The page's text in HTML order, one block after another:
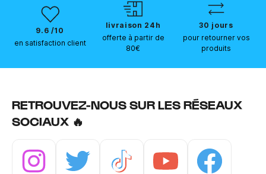
9.6 /10
en satisfaction client
livraison 24h
offerte à partir de
80€
30 jours
pour retourner vos
produits
RETROUVEZ-NOUS SUR LES RÉSEAUX
SOCIAUX 🔥